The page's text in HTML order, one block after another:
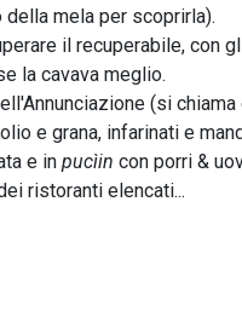
mela per scoprirla).
il recuperabile, con
la cavava meglio.
(si
e grana, infarinati e
e in pucìin con porri &
ristoranti elencati...